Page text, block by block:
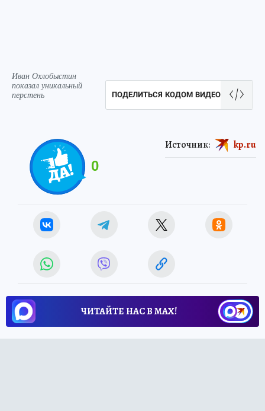
Иван Охлобыстин
показал уникальный
перстень
ПОДЕЛИТЬСЯ КОДОМ ВИДЕО
0
Источник: kp.ru
ЧИТАЙТЕ НАС В МАХ!